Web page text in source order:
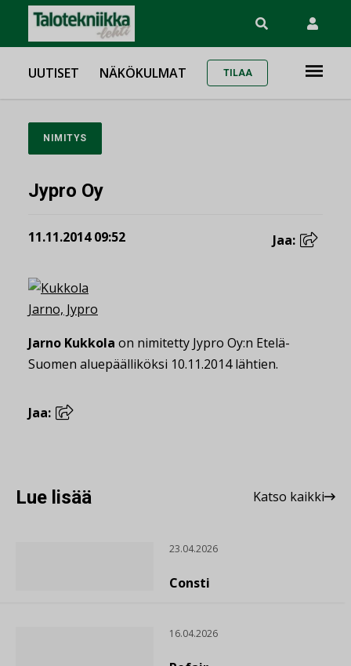
UUTISET NÄKÖKULMAT TILAA
NIMITYS
Jypro Oy
11.11.2014 09:52 Jaa:
Jarno Kukkola on nimitetty Jypro Oy:n Etelä-
Suomen aluepäälliköksi 10.11.2014 lähtien.
Jaa:
Lue lisää Katso kaikki
23.04.2026
Consti
16.04.2026